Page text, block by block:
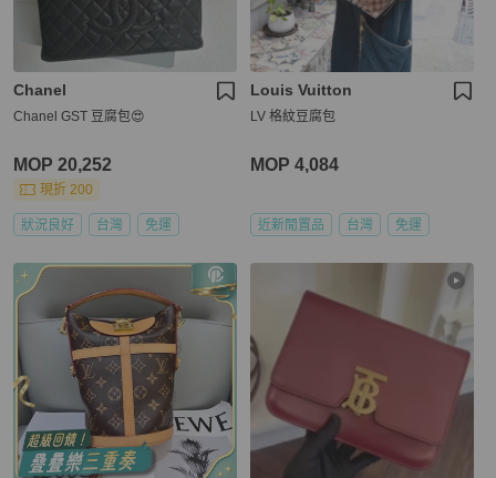
Chanel
Chanel GST 豆腐包😍
MOP 20,252
現折 200
狀況良好 台灣 免運
Louis Vuitton
LV 格紋豆腐包
MOP 4,084
近新閒置品 台灣 免運